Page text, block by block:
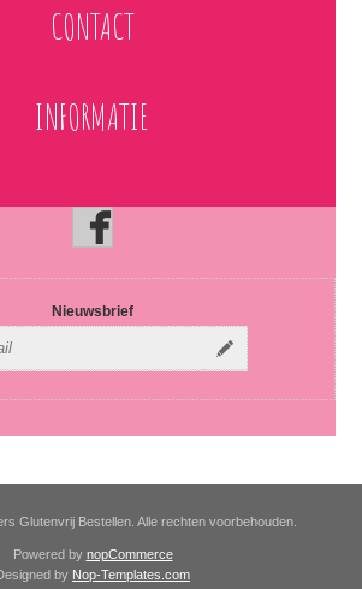
CONTACT
INFORMATIE
Nieuwsbrief
Glutenvrij Bestellen. Alle rechten voorbehouden.
Powered by nopCommerce
by Nop-Templates.com